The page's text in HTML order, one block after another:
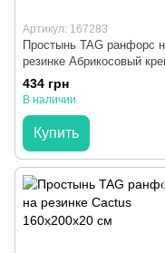
Артикул: 167283
Простынь TAG ранфорс
резинке Абрикосовый
180x200x20 см
434 грн
В наличии
Купить